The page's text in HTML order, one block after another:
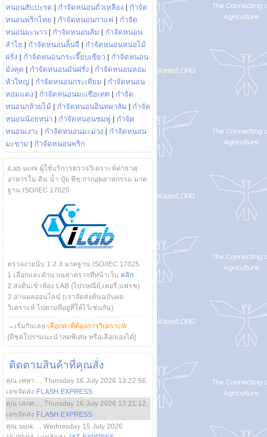
หนอนสับปะรด | กำจัดหนอนถั่วเหลือง | กำจัด
หนอนพริกไทย | กำจัดหนอนกาแฟ | กำจัด
หนอนมะนาว | กำจัดหนอนส้ม | กำจัดหนอน
ลำไย | กำจัดหนอนลิ้นจี่ | กำจัดหนอนหน่อไม้
ฝรั่ง | กำจัดหนอนกระเจี๊ยบเขียว | กำจัดหนอน
มังคุด | กำจัดหนอนมันฝรั่ง | กำจัดหนอนหอม
หัวใหญ่ | กำจัดหนอนกระเทียม | กำจัดหนอน
หอมแดง | กำจัดหนอนมะเขือเทศ | กำจัด
หนอนกล้วยไม้ | กำจัดหนอนอินทผาลัม | กำจัด
หนอนน้อยหน่า | กำจัดหนอนชมพู่ | กำจัด
หนอนเงาะ | กำจัดหนอนมะม่วง | กำจัดหนอน
มะขาม | กำจัดหนอนพริก
iLab.work ผู้ใช้บริการตรวจวิเคราะห์ค่าธาตุ
อาหารใน ดิน น้ำ ปุ๋ย พืช กากอุตสาหกรรม มาต
ฐาน ISO/IEC 17025
ตรวจง่ายนับ 1 2 3 มาตฐาน ISO/IEC 17025
1.เลือกและคำนวณค่าตรวจที่หน้าเว็บ คลิก
2.ส่งดินเข้าห้อง LAB (ไปรษณีย์,เคอรี่,แฟรช)
3.อ่านผลออนไลน์ (เราจัดส่งต้นฉบับผล
วิเคราะห์ ไปตามที่อยู่ที่ให้ไว้เช่นกัน)
→เริ่มกันเลย เลือกค่าที่ต้องการวิเคราะห์
[มีชุดโปรฯแนะนำลดพิเศษ หรือเลือกเองได้]
ติดตามสินค้าที่คุณสั่ง
คุณ เพทา... Thursday 16 July 2026 13:22:56
เลขจัดส่ง FLASH EXPRESS
คุณ เสกศ...
Thursday 16 July 2026 13:21:12
เลขจัดส่ง FLASH EXPRESS
คุณ ssuk...
Wednesday 15 July 2026